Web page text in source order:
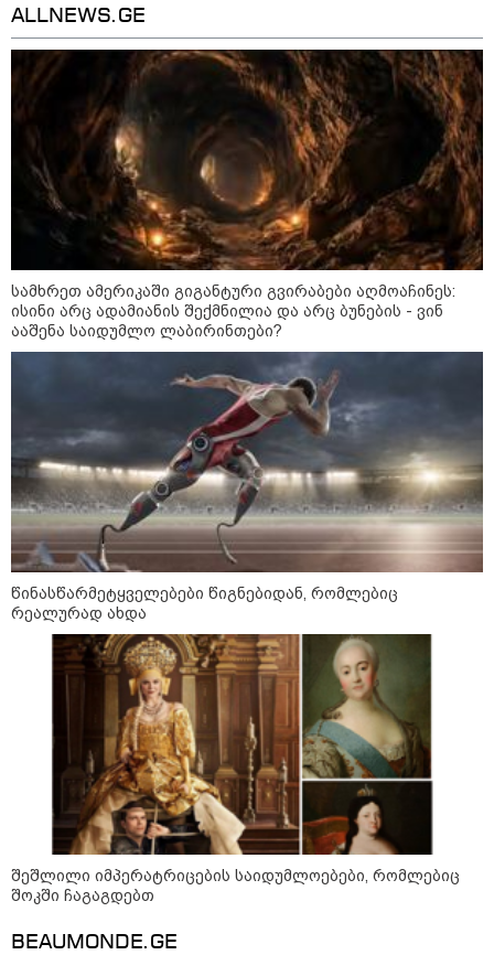
როგორ ჩავიცვათ 40 წლის
შემდეგ: მილიონერების
სტილისტის 8 ოქროს წესი და
აუცილებელი სამოსი
მსოფლიო
უძველესი სენი და ეპიდემია: აშშ-ში
ერთდროულად კეთრს და ნაწლავურ
ინფექციას ებრძვიან - რა უნდა ვიცოდეთ
და რამდენად სახიფათოა
18:35 / 08-08-2026
ALLNEWS.GE
სამხრეთ ამერიკაში გიგანტური გვირაბები აღმოაჩინეს:
ისინი არც ადამიანის შექმნილია და არც ბუნების - ვინ
ააშენა საიდუმლო ლაბირინთები?
წინასწარმეტყველებები წიგნებიდან, რომლებიც
რეალურად ახდა
შეშლილი იმპერატრიცების საიდუმლოებები, რომლებიც
შოკში ჩაგაგდებთ
BEAUMONDE.GE